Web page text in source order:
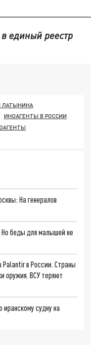
единый реестр
ЛАТЫНИНА
ИНОАГЕНТЫ В РОССИИ
На генералов
Но беды для малышей не
Palantir в России. Страны
оружия. ВСУ теряют
иранскому судну на